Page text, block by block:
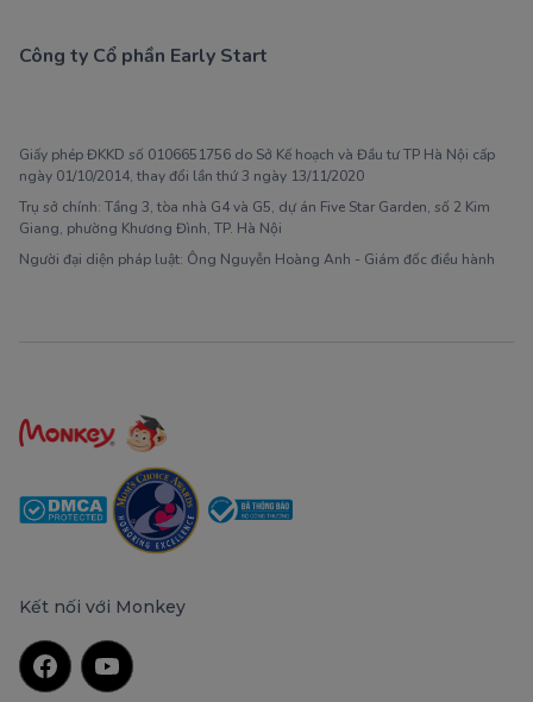
Công ty Cổ phần Early Start
Giấy phép ĐKKD số 0106651756 do Sở Kế hoạch và Đầu tư TP Hà Nội cấp
ngày 01/10/2014, thay đổi lần thứ 3 ngày 13/11/2020
Trụ sở chính: Tầng 3, tòa nhà G4 và G5, dự án Five Star Garden, số 2 Kim
Giang, phường Khương Đình, TP. Hà Nội
Người đại diện pháp luật: Ông Nguyễn Hoàng Anh - Giám đốc điều hành
Kết nối với Monkey